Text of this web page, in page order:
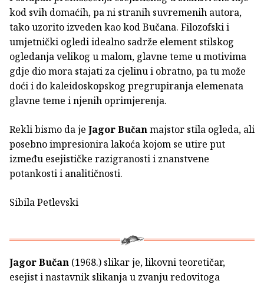
kod svih domaćih, pa ni stranih suvremenih autora,
tako uzorito izveden kao kod Bučana. Filozofski i
umjetnički ogledi idealno sadrže element stilskog
ogledanja velikog u malom, glavne teme u motivima
gdje dio mora stajati za cjelinu i obratno, pa tu može
doći i do kaleidoskopskog pregrupiranja elemenata
glavne teme i njenih oprimjerenja.
Rekli bismo da je Jagor Bučanmajstor stila ogleda, ali
posebno impresionira lakoća kojom se utire put
između esejističke razigranosti i znanstvene
potankosti i analitičnosti.
Sibila Petlevski
Jagor Bučan (1968.) slikar je, likovni teoretičar,
esejist i nastavnik slikanja u zvanju redovitoga